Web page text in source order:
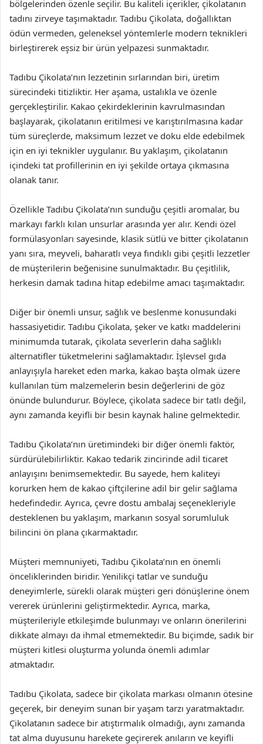
bölgelerinden özenle seçilir. Bu kaliteli içerikler, çikolatanın
tadını zirveye taşımaktadır. Tadıbu Çikolata, doğallıktan
ödün vermeden, geleneksel yöntemlerle modern teknikleri
birleştirerek eşsiz bir ürün yelpazesi sunmaktadır.
Tadıbu Çikolata’nın lezzetinin sırlarından biri, üretim
sürecindeki titizliktir. Her aşama, ustalıkla ve özenle
gerçekleştirilir. Kakao çekirdeklerinin kavrulmasından
başlayarak, çikolatanın eritilmesi ve karıştırılmasına kadar
tüm süreçlerde, maksimum lezzet ve doku elde edebilmek
için en iyi teknikler uygulanır. Bu yaklaşım, çikolatanın
içindeki tat profillerinin en iyi şekilde ortaya çıkmasına
olanak tanır.
Özellikle Tadıbu Çikolata’nın sunduğu çeşitli aromalar, bu
markayı farklı kılan unsurlar arasında yer alır. Kendi özel
formülasyonları sayesinde, klasik sütlü ve bitter çikolatanın
yanı sıra, meyveli, baharatlı veya fındıklı gibi çeşitli lezzetler
de müşterilerin beğenisine sunulmaktadır. Bu çeşitlilik,
herkesin damak tadına hitap edebilme amacı taşımaktadır.
Diğer bir önemli unsur, sağlık ve beslenme konusundaki
hassasiyetidir. Tadıbu Çikolata, şeker ve katkı maddelerini
minimumda tutarak, çikolata severlerin daha sağlıklı
alternatifler tüketmelerini sağlamaktadır. İşlevsel gıda
anlayışıyla hareket eden marka, kakao başta olmak üzere
kullanılan tüm malzemelerin besin değerlerini de göz
önünde bulundurur. Böylece, çikolata sadece bir tatlı değil,
aynı zamanda keyifli bir besin kaynak haline gelmektedir.
Tadıbu Çikolata’nın üretimindeki bir diğer önemli faktör,
sürdürülebilirliktir. Kakao tedarik zincirinde adil ticaret
anlayışını benimsemektedir. Bu sayede, hem kaliteyi
korurken hem de kakao çiftçilerine adil bir gelir sağlama
hedefindedir. Ayrıca, çevre dostu ambalaj seçenekleriyle
desteklenen bu yaklaşım, markanın sosyal sorumluluk
bilincini ön plana çıkarmaktadır.
Müşteri memnuniyeti, Tadıbu Çikolata’nın en önemli
önceliklerinden biridir. Yenilikçi tatlar ve sunduğu
deneyimlerle, sürekli olarak müşteri geri dönüşlerine önem
vererek ürünlerini geliştirmektedir. Ayrıca, marka,
müşterileriyle etkileşimde bulunmayı ve onların önerilerini
dikkate almayı da ihmal etmemektedir. Bu biçimde, sadık bir
müşteri kitlesi oluşturma yolunda önemli adımlar
atmaktadır.
Tadıbu Çikolata, sadece bir çikolata markası olmanın ötesine
geçerek, bir deneyim sunan bir yaşam tarzı yaratmaktadır.
Çikolatanın sadece bir atıştırmalık olmadığı, aynı zamanda
tat alma duyusunu harekete geçirerek anıların ve keyifli